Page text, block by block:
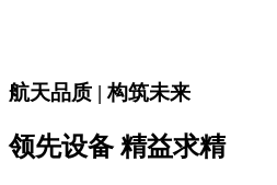
航天品质 | 构筑未来
领先设备 精益求精